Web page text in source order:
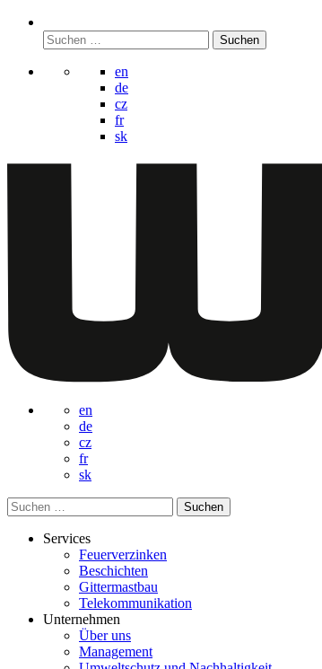
Suchen
nach:
en
de
cz
fr
sk
en
de
cz
fr
sk
Suchen
nach:
Services
Feuerverzinken
Beschichten
Gittermastbau
Telekommunikation
Unternehmen
Über uns
Management